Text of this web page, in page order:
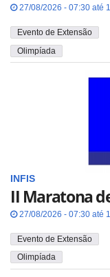
27/08/2026 - 07:30 até
Evento de Extensão
Olimpíada
INFIS
II Maratona
27/08/2026 - 07:30 até
Evento de Extensão
Olimpíada